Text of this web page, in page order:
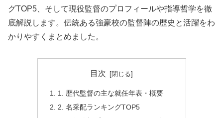
グTOP5、そして現役監督のプロフィールや指導哲学を徹
底解説します。伝統ある強豪校の監督陣の歴史と活躍をわ
かりやすくまとめました。
目次
1. 歴代監督の主な就任年表・概要
2. 名采配ランキングTOP5